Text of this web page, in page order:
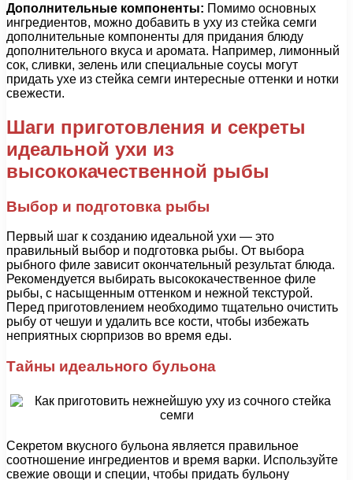
Дополнительные компоненты: Помимо основных
ингредиентов, можно добавить в уху из стейка семги
дополнительные компоненты для придания блюду
дополнительного вкуса и аромата. Например, лимонный
сок, сливки, зелень или специальные соусы могут
придать ухе из стейка семги интересные оттенки и нотки
свежести.
Шаги приготовления и секреты
идеальной ухи из
высококачественной рыбы
Выбор и подготовка рыбы
Первый шаг к созданию идеальной ухи — это
правильный выбор и подготовка рыбы. От выбора
рыбного филе зависит окончательный результат блюда.
Рекомендуется выбирать высококачественное филе
рыбы, с насыщенным оттенком и нежной текстурой.
Перед приготовлением необходимо тщательно очистить
рыбу от чешуи и удалить все кости, чтобы избежать
неприятных сюрпризов во время еды.
Тайны идеального бульона
Секретом вкусного бульона является правильное
соотношение ингредиентов и время варки. Используйте
свежие овощи и специи, чтобы придать бульону